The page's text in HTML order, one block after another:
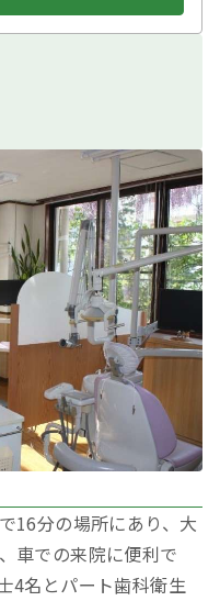
16分の場所にあり、大
車での来院に便利で
4名とパート歯科衛生